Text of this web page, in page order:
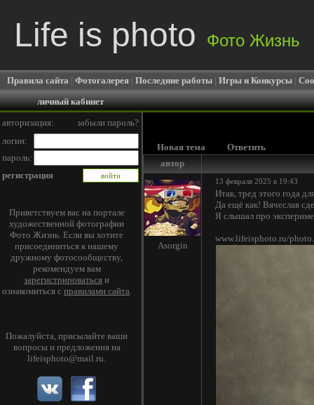
Life is photo Фото Жизнь
Правила сайта | Фотогалерея | Последние работы | Игры и Конкурсы |
личный кабинет
авторизация:
забыли пароль?
логин:
пароль:
регистрация
Приветствуем вас на портале
художественной фотографии
Фото Жизнь. Если вы хотите
присоединиться к нашему
дружному фотосообществу,
рекомендуем вам
зарегистрироваться и
ознакомиться с правилами сайта.
Пожалуйста, присылайте ваши
вопросы и предложения на
lifeisphoto@mail.ru.
Новая тема
Ответить
автор
Asorgin
13 февраля 2025 в 19:43
Итак, тред этого года
Да ещё как! Вячеслав
Я слышал про
www.lifeisphoto.ru/